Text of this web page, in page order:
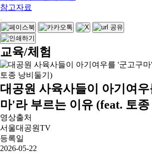
참고자료
교육/체험
대공원 사육사들이 아기여
마'라 부르는 이유 (feat. 토
영상출처
서울대공원TV
등록일
2026-05-22